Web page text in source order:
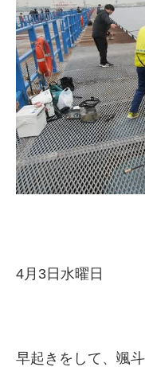
4月3日水曜日
早起きをして、颯